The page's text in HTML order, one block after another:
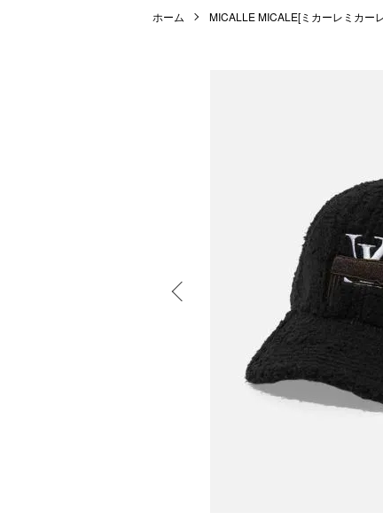
ホーム MICALLE MICALE[ミカーレミカー